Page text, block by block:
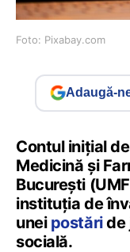
Foto: Pixabay.com
Adaugă-
Contul inițial
Medicină și
București
instituția de
unei postăride
socială.